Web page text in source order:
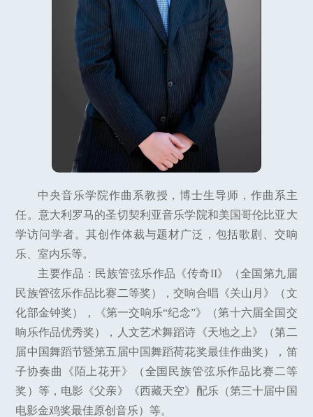
中央音乐学院作曲系教授，博士生导师，作曲系主
任。意大利罗马的圣切契利亚音乐学院和美国哥伦比亚大
学访问学者。其创作体裁与题材广泛，包括歌剧、交响
乐、室内乐等。
主要作品：民族管弦乐作品《传奇II》（全国第九届
民族管弦乐作品比赛二等奖），交响合唱《关山月》（文
化部金钟奖），《第一交响乐“纪念”》（第十六届全国交
响乐作品优秀奖），人文艺术舞蹈诗《天地之上》（第二
届中国舞蹈节暨第五届中国舞蹈荷花奖最佳作曲奖），笛
子协奏曲《陌上花开》（全国民族管弦乐作品比赛二等
奖）等，电影《父亲》《西藏天空》配乐（第三十届中国
电影金鸡奖最佳原创音乐）等。